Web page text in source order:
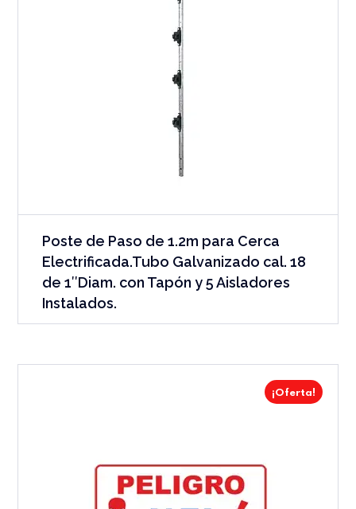
Poste de Paso de 1.2m para Cerca
Electrificada.Tubo Galvanizado cal. 18
de 1″Diam. con Tapón y 5 Aisladores
Instalados.
¡Oferta!